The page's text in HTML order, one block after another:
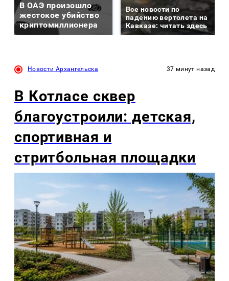
В ОАЭ произошло
жестокое убийство
криптомиллионера
Все новости по
падению вертолета на
Кавказе: читать здесь
Новости Архангельска 37 минут назад
В Котласе сквер
благоустроили: детская,
спортивная и
стритбольная площадки